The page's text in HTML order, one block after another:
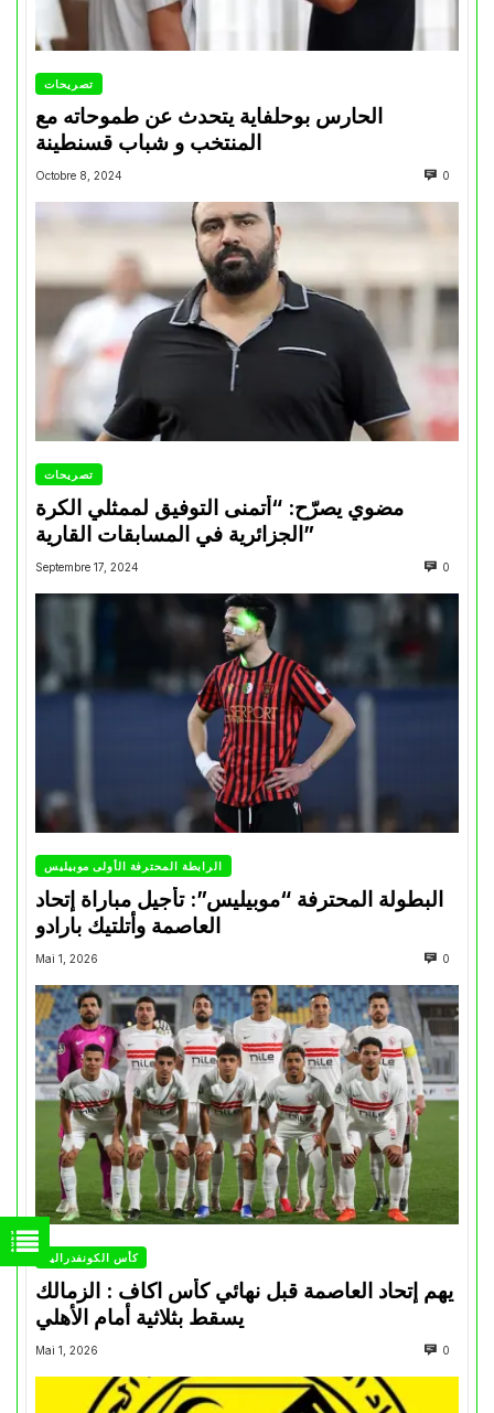
تصريحات
الحارس بوحلفاية يتحدث عن طموحاته مع
المنتخب و شباب قسنطينة
Octobre 8, 2024 0
تصريحات
مضوي يصرّح: “أتمنى التوفيق لممثلي الكرة
الجزائرية في المسابقات القارية”
Septembre 17, 2024 0
الرابطة المحترفة الأولى موبيليس
البطولة المحترفة “موبيليس”: تأجيل مباراة إتحاد
العاصمة وأتلتيك بارادو
Mai 1, 2026 0
كأس الكونفدرالية
يهم إتحاد العاصمة قبل نهائي كأس اكاف : الزمالك
Mai 1, 2026 0